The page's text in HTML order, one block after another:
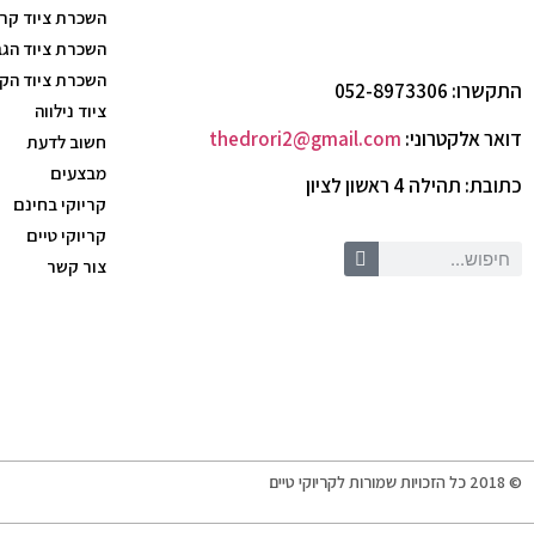
התקשרו: 052-8973306
דואר אלקטרוני: thedrori2@gmail.com
כתובת: תהילה 4 ראשון לציון
השכרת ציוד
השכרת ציוד
השכרת ציוד
ציוד נילווה
חשוב לדעת
מבצעים
קריוקי בחינם
קריוקי טיים
צור קשר
© 2018 כל הזכויות שמורות לקריוקי טיים